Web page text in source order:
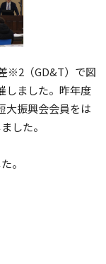
※2（GD&T）で図
しました。昨年度
大振興会会員をは
した。
。